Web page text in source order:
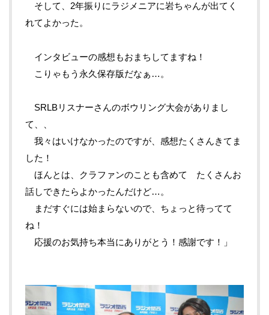
そして、2年振りにラジメニアに岩ちゃんが出てく
れてよかった。
インタビューの感想もおまちしてますね！
こりゃもう永久保存版だなぁ…。
SRLBリスナーさんのボウリング大会がありまし
て、、
我々はいけなかったのですが、感想たくさんきてま
した！
ほんとは、クラファンのことも含めて たくさんお
話しできたらよかったんだけど…。
まだすぐには始まらないので、ちょっと待ってて
ね！
応援のお気持ち本当にありがとう！感謝です！」